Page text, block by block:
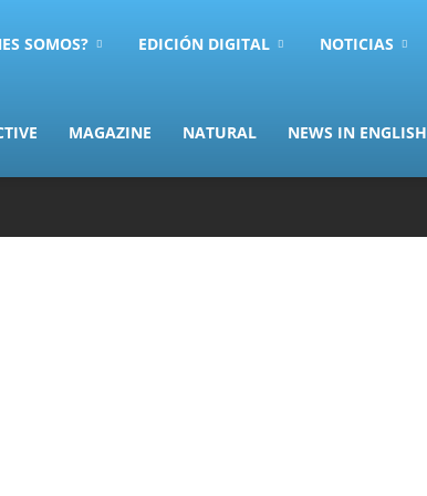
SOMOS? EDICIÓN DIGITAL NOTICIAS
MAGAZINE NATURAL NEWS IN ENGLISH